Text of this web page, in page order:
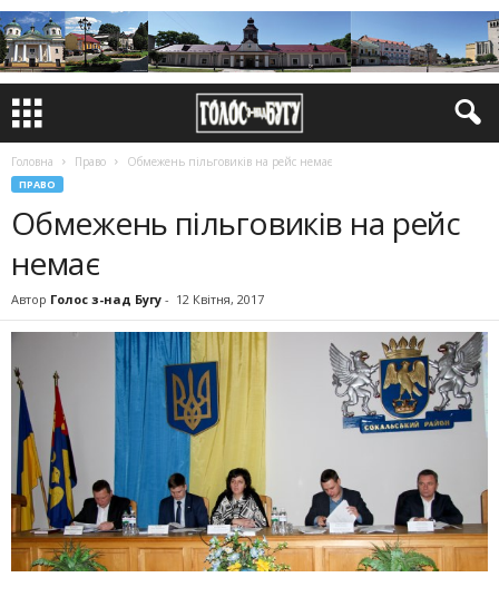
Головна Право Обмежень пільговиків на рейс немає
ПРАВО
Обмежень пільговиків на рейс
немає
Автор Голос з-над Бугу - 12 Квітня, 2017